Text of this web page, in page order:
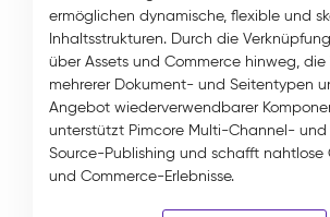
ermöglichen dynamische, flexible und
Inhaltsstrukturen. Durch die
über Assets und Commerce hinweg,
mehrerer Dokument- und Seitentypen
Angebot wiederverwendbarer
unterstützt Pimcore Multi-Channel-
Source-Publishing und schafft
und Commerce-Erlebnisse.